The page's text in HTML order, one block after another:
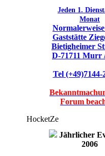
Jeden 1.
Monat
Gaststätte
Bietigheimer
D-71711
Tel (+49)7144-
Forum
HocketZe
Jährlicher
2006